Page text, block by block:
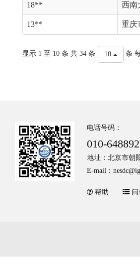
18** 西南
13** 重庆
显示 1 至 10 条 共 34 条 10 条
电话号码：
010-
地址：北京市朝
E-mail：
帮助 问